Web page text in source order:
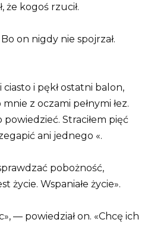
że kogoś rzucił.
on nigdy nie spojrzał.
i pękł ostatni balon,
z oczami pełnymi łez.
powiedzieć. Straciłem pięć
ani jednego «.
pobożność,
życie. Wspaniałe życie».
— powiedział on. «Chcę ich